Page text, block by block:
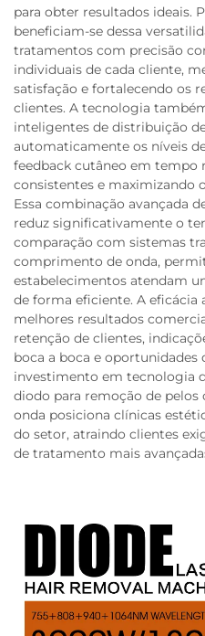
para obter resultados ideais.
beneficiam-se dessa
tratamentos com precisão
individuais de cada cliente,
satisfação e fortalecendo os
clientes. A tecnologia
inteligentes de distribuição
automaticamente os níveis
feedback cutâneo em tempo
consistentes e maximizando
Essa combinação avançada
reduz significativamente o
comparação com sistemas
comprimento de onda,
estabelecimentos atendam
de forma eficiente. A eficácia
melhores resultados
retenção de clientes,
boca a boca e
investimento em tecnologia
diodo para remoção de
onda posiciona clínicas
do setor, atraindo clientes
de tratamento mais